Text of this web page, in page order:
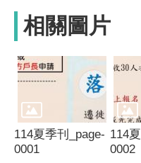
相關圖片
114夏季刊_page-
0001
114
0002